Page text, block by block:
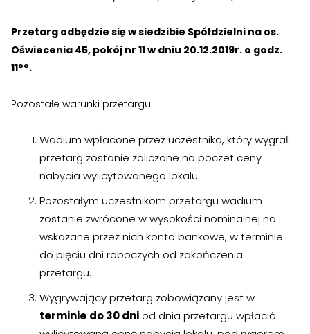
Uchwały i protokoły ›
Lustracje
Ilość zgłoszonych lokatorów ›
Przewodnik mieszkańca
Kontakt ›
RADA NADZORCZA
Materiały dla Rady Nadzorczej
Poczta e-mail ›
Uchwały i protokoły ›
Lustracje
Ilość zgłoszonych lokatorów ›
Przewodnik mieszkańca
Kontakt ›
RADA NADZORCZA
Materiały dla Rady Nadzorczej
Poczta e-mail ›
Przetarg odbędzie się w siedzibie Spółdzielni na os.
Oświecenia 45, pokój nr 11w dniu 20.12.2019r. o godz.
11°°.
Pozostałe warunki przetargu:
Wadium wpłacone przez uczestnika, który wygrał
przetarg zostanie zaliczone na poczet ceny
nabycia wylicytowanego lokalu.
Pozostałym uczestnikom przetargu wadium
zostanie zwrócone w wysokości nominalnej na
wskazane przez nich konto bankowe, w terminie
do pięciu dni roboczych od zakończenia
przetargu.
Wygrywający przetarg zobowiązany jest w
terminie do 30 dni od dnia przetargu wpłacić